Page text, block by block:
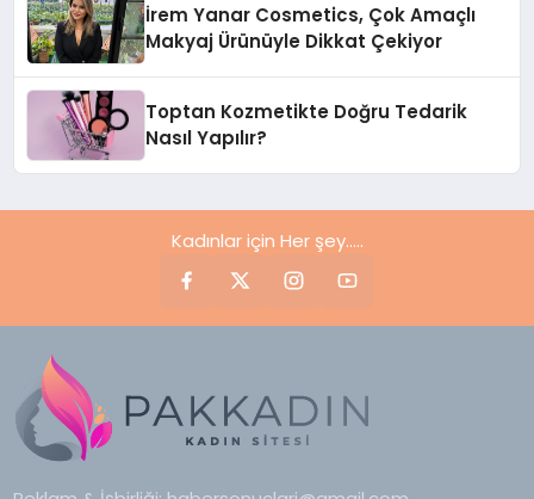
İrem Yanar Cosmetics, Çok Amaçlı
Makyaj Ürünüyle Dikkat Çekiyor
Toptan Kozmetikte Doğru Tedarik
Nasıl Yapılır?
Kadınlar için Her şey.....